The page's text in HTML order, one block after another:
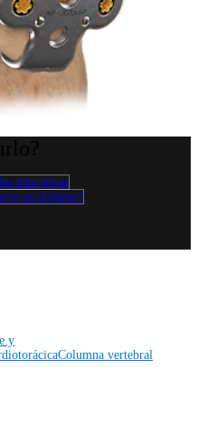
educativas
en Arthrex?
y
Columna vertebral